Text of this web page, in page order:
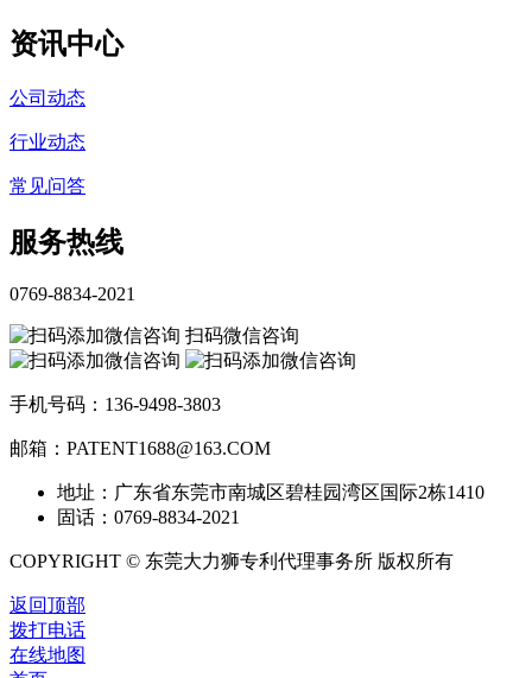
资讯中心
公司动态
行业动态
常见问答
服务热线
0769-8834-2021
扫码微信咨询
手机号码：136-9498-3803
邮箱：PATENT1688@163.COM
地址：广东省东莞市南城区碧桂园湾区国际2栋1410
固话：0769-8834-2021
COPYRIGHT © 东莞大力狮专利代理事务所 版权所有
返回顶部
拨打电话
在线地图